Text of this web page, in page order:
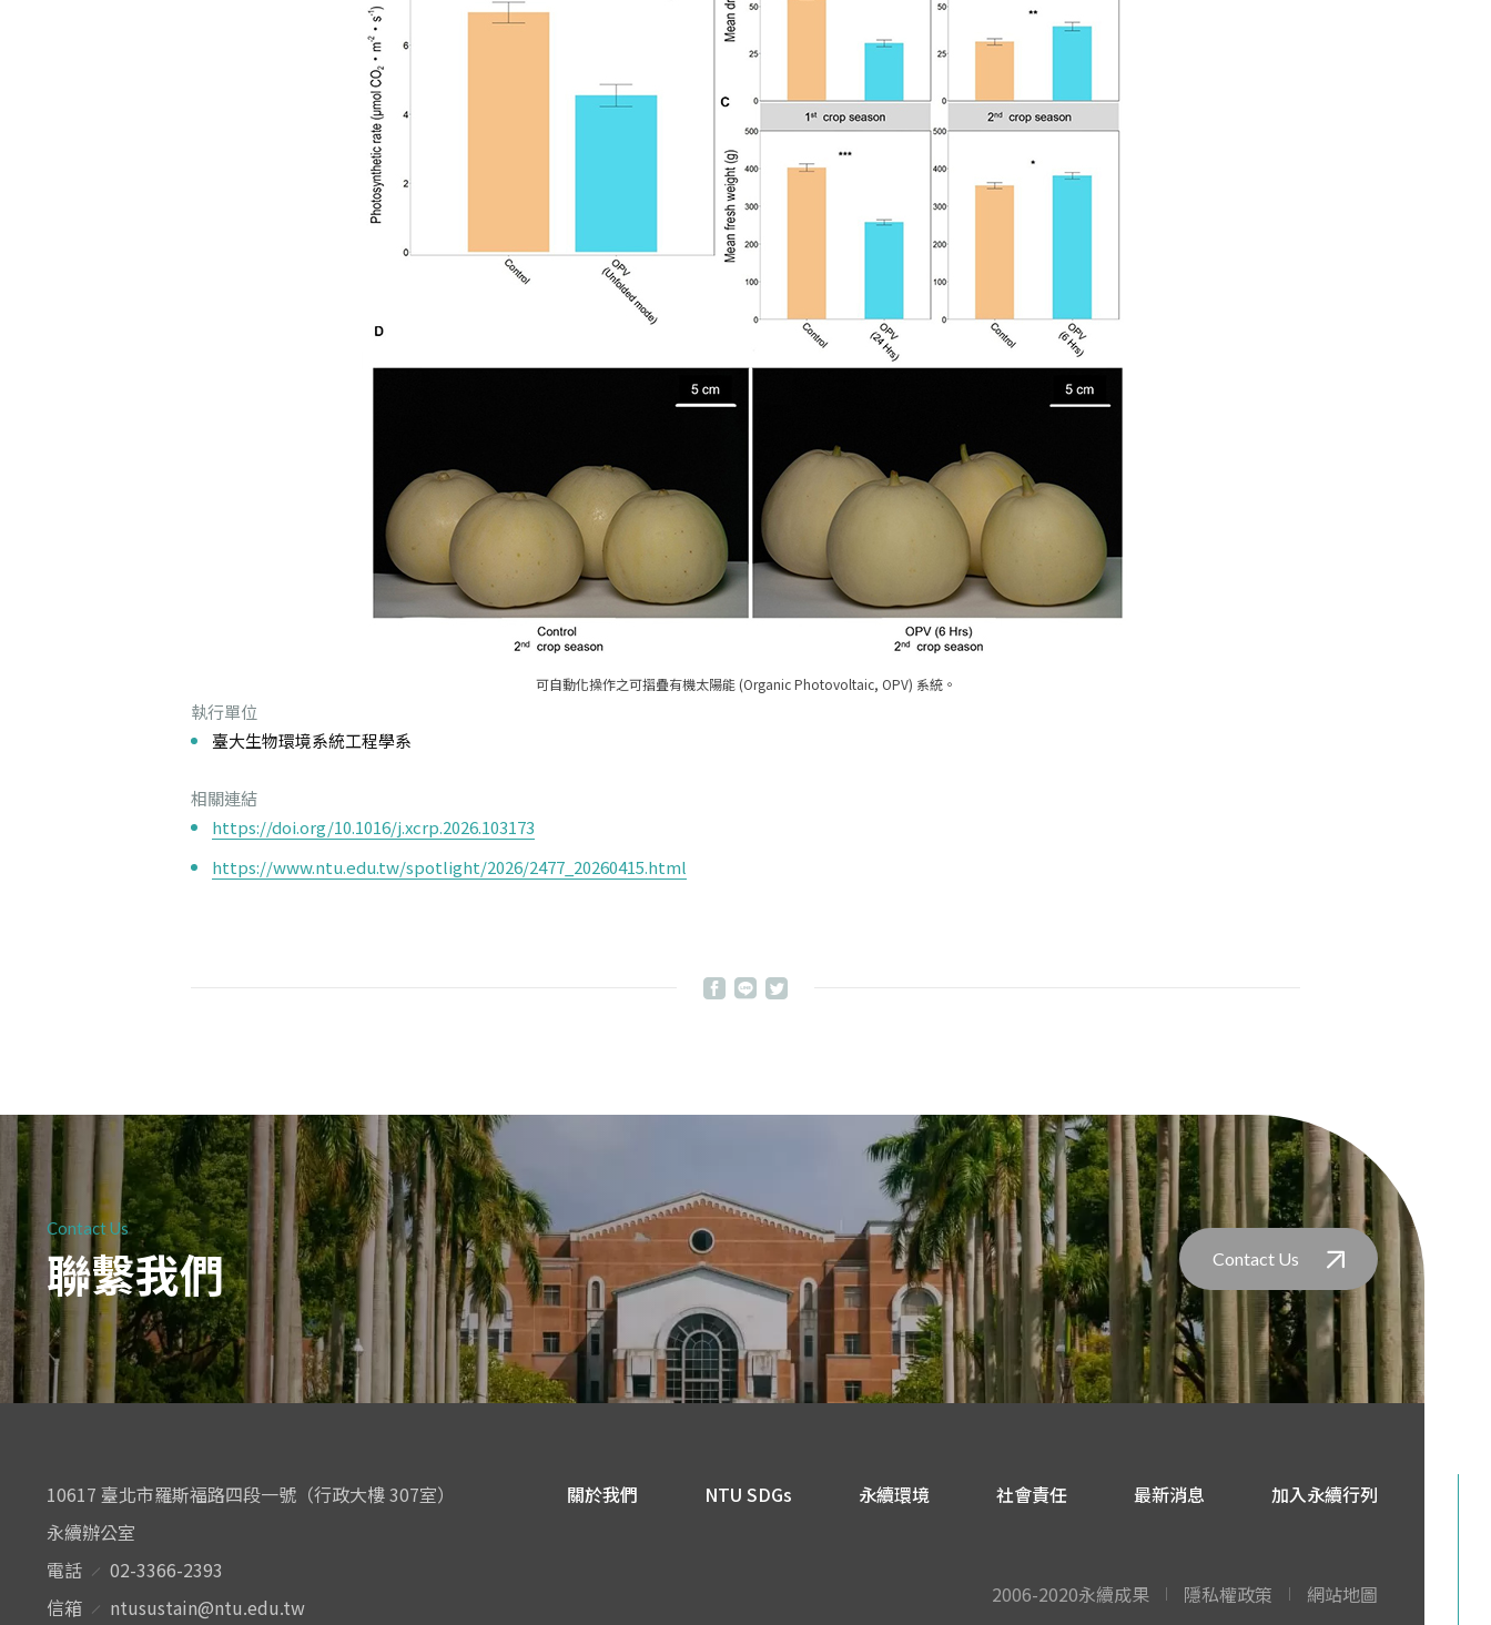
可自動化操作之可摺疊有機太陽能 (Organic Photovoltaic, OPV) 系統。
執行單位
臺大生物環境系統工程學系
相關連結
https://doi.org/10.1016/j.xcrp.2026.103173
https://www.ntu.edu.tw/spotlight/2026/2477_20260415.html
Contact Us
聯繫我們 Contact Us
10617 臺北市羅斯福路四段一號（行政大樓 307室）
永續辦公室
電話
02-3366-2393
信箱
ntusustain@ntu.edu.tw
關於我們 NTU SDGs 永續環境 社會責任 最新消息 加入永續行列
2006-2020永續成果 隱私權政策
網站地圖